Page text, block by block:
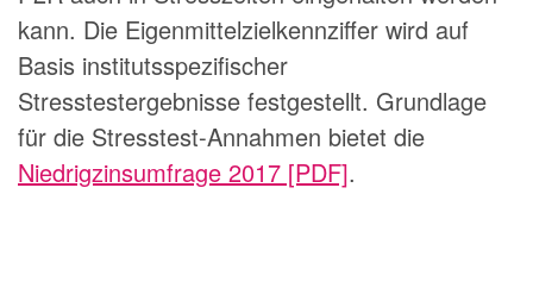
kann. Die Eigenmittelzielkennziffer wird auf
Basis institutsspezifischer
Stresstestergebnisse festgestellt. Grundlage
für die Stresstest-Annahmen bietet die
Niedrigzinsumfrage 2017 [PDF].